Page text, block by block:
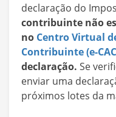
declaração do
contribuinte não
no Centro Virtual
Contribuinte (e-
declaração. Se
enviar uma
próximos lotes da